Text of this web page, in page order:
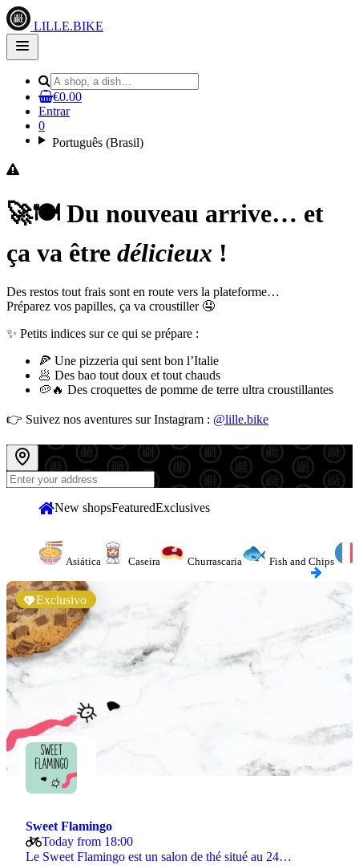
LILLE.BIKE
Open
main
€0.00
Entrar
0
Português (Brasil)
🚀🍽️ Du nouveau arrive… et
ça va être délicieux !
Des restos tout frais sont en route vers la plateforme…
Préparez vos papilles, ça va croustiller 🤤
✨ Petits indices sur ce qui se prépare :
🍕 Une pizzeria qui sent bon l’Italie
🥟 Des bao tout doux et tout chauds
🥔🔥 Des croquettes de pomme de terre ultra croustillantes
👉 Suivez nos aventures sur Instagram : @lille.bike
New shopsFeaturedExclusives
Asiática Caseira Churrascaria Fish and Chips
Exclusivo
Sweet Flamingo
Today from 18:00
Le Sweet Flamingo est un salon de thé situé au 24…